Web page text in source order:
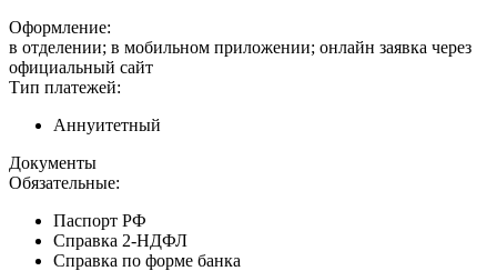
Оформление:
в отделении; в мобильном приложении; онлайн заявка через
официальный сайт
Тип платежей:
Аннуитетный
Документы
Обязательные:
Паспорт РФ
Справка 2-НДФЛ
Справка по форме банка